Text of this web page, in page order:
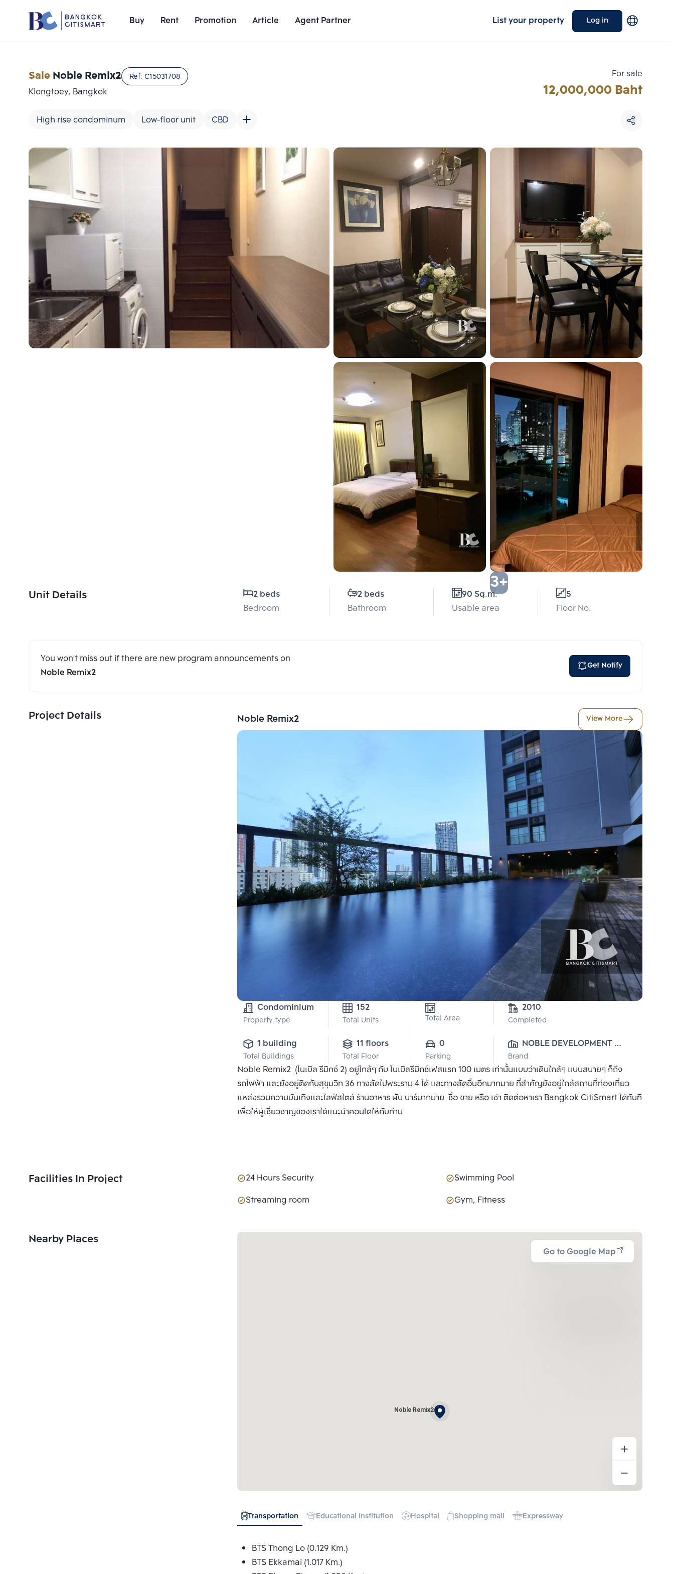
Buy Rent Promotion Article Agent Partner List your property Log in
Unit Details
SaleNoble Remix2 Ref: C15031708
Klongtoey, Bangkok
High rise condominum Low-floor unit CBD
For sale
12,000,000 Baht
3+
Unit Details
2 beds
Bedroom
2 beds
Bathroom
90 Sq.m.
Usable area
5
Floor No.
You won't miss out if there are new program announcements on
Noble Remix2
Get Notify
Project Details Noble Remix2 View More
Condominium
Property type
152
Total Units Total Area
2010
Completed
1 building
Total Buildings
11 floors
Total Floor
0
Parking
NOBLE DEVELOPMENT
PUBLIC CO., LTD.
Brand
Noble Remix2 (โนเบิล รีมิกซ์ 2) อยู่ใกล้ๆ กับ โนเบิลรีมิกซ์เฟสแรก 100 เมตร เท่านั้นแบบว่าเดินใกล้ๆ แบบสบายๆ ก็ถึง
รถไฟฟ้า และยังอยู่ติดกับสุขุมวิท 36 ทางลัดไปพระราม 4 ได้ และทางลัดอื่นอีกมากมาย ที่สำคัญยังอยู่ใกล้สถานที่ท่องเที่ยว
แหล่งรวมความบันเทิงและไลฟ์สไตล์ ร้านอาหาร ผับ บาร์มากมาย ซื้อ ขาย หรือ เช่า ติดต่อหาเรา Bangkok CitiSmart ได้ทันที
เพื่อให้ผู้เชี่ยวชาญของเราได้แนะนำคอนโดให้กับท่าน
Facilities In Project 24 Hours Security
Swimming Pool
Streaming room
Gym, Fitness
Nearby Places
Go to Google Map
Noble Remix2
Transportation Educational Institution Hospital Shopping mall Expressway
BTS Thong Lo (0.129 Km.)
BTS Ekkamai (1.017 Km.)
Add comparative units
Number 2
Add comparative units
Number 3
Choose comparative unit
Compare
Clear all